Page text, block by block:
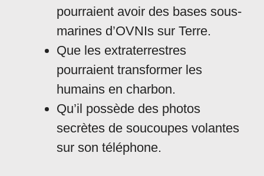
pourraient avoir des bases sous-
marines d’OVNIs sur Terre.
Que les extraterrestres
pourraient transformer les
humains en charbon.
Qu’il possède des photos
secrètes de soucoupes volantes
sur son téléphone.